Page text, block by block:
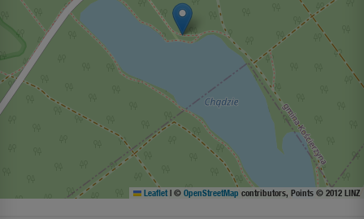
Leaflet | © OpenStreetMap contributors, Points © 2012 LINZ